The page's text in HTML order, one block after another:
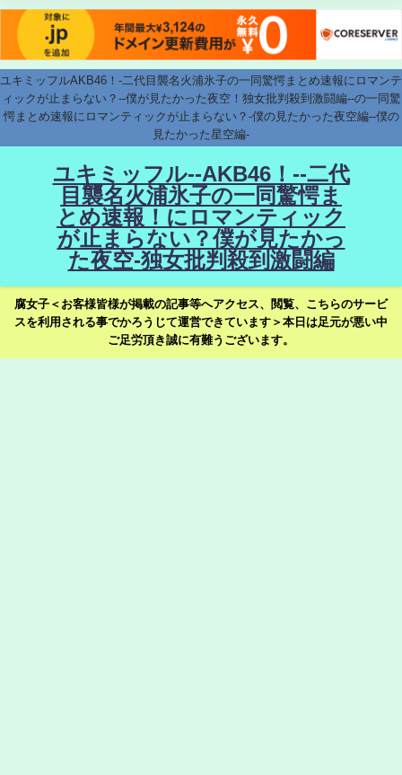
ユキミッフルAKB46！-二代目襲名火浦氷子の一同驚愕まとめ速報にロマンテ
ィックが止まらない？--僕が見たかった夜空！独女批判殺到激闘編--の一同驚
愕まとめ速報にロマンティックが止まらない？-僕の見たかった夜空編--僕の
見たかった星空編-
ユキミッフル--AKB46！--二代
目襲名火浦氷子の一同驚愕ま
とめ速報！にロマンティック
が止まらない？僕が見たかっ
た夜空-独女批判殺到激闘編
腐女子＜お客様皆様が掲載の記事等へアクセス、閲覧、こちらのサービ
スを利用される事でかろうじて運営できています＞本日は足元が悪い中
ご足労頂き誠に有難うございます。